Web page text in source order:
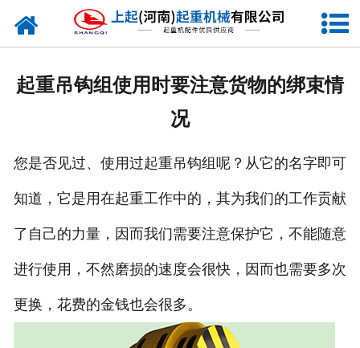
网站首页
资质证书
合作客户
起重吊钩组使用时要注意货物的绑束情
况
您是否见过、使用过起重吊钩组呢？从它的名字即可
知道，它是用在起重工作中的，其为我们的工作贡献
了自己的力量，因而我们需要注意保护它，不能随意
进行使用，不然磨损的速度会很快，因而也需要多次
更换，花费的金钱也会很多。